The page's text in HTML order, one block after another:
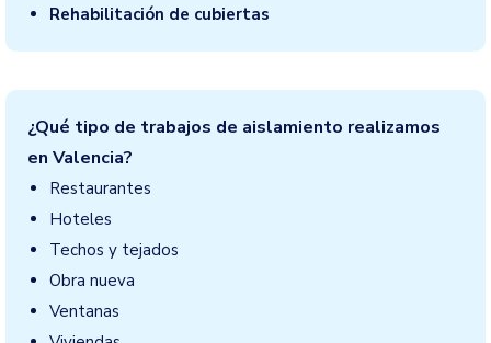
Rehabilitación de cubiertas
¿Qué tipo de trabajos de aislamiento realizamos
en Valencia?
Restaurantes
Hoteles
Techos y tejados
Obra nueva
Ventanas